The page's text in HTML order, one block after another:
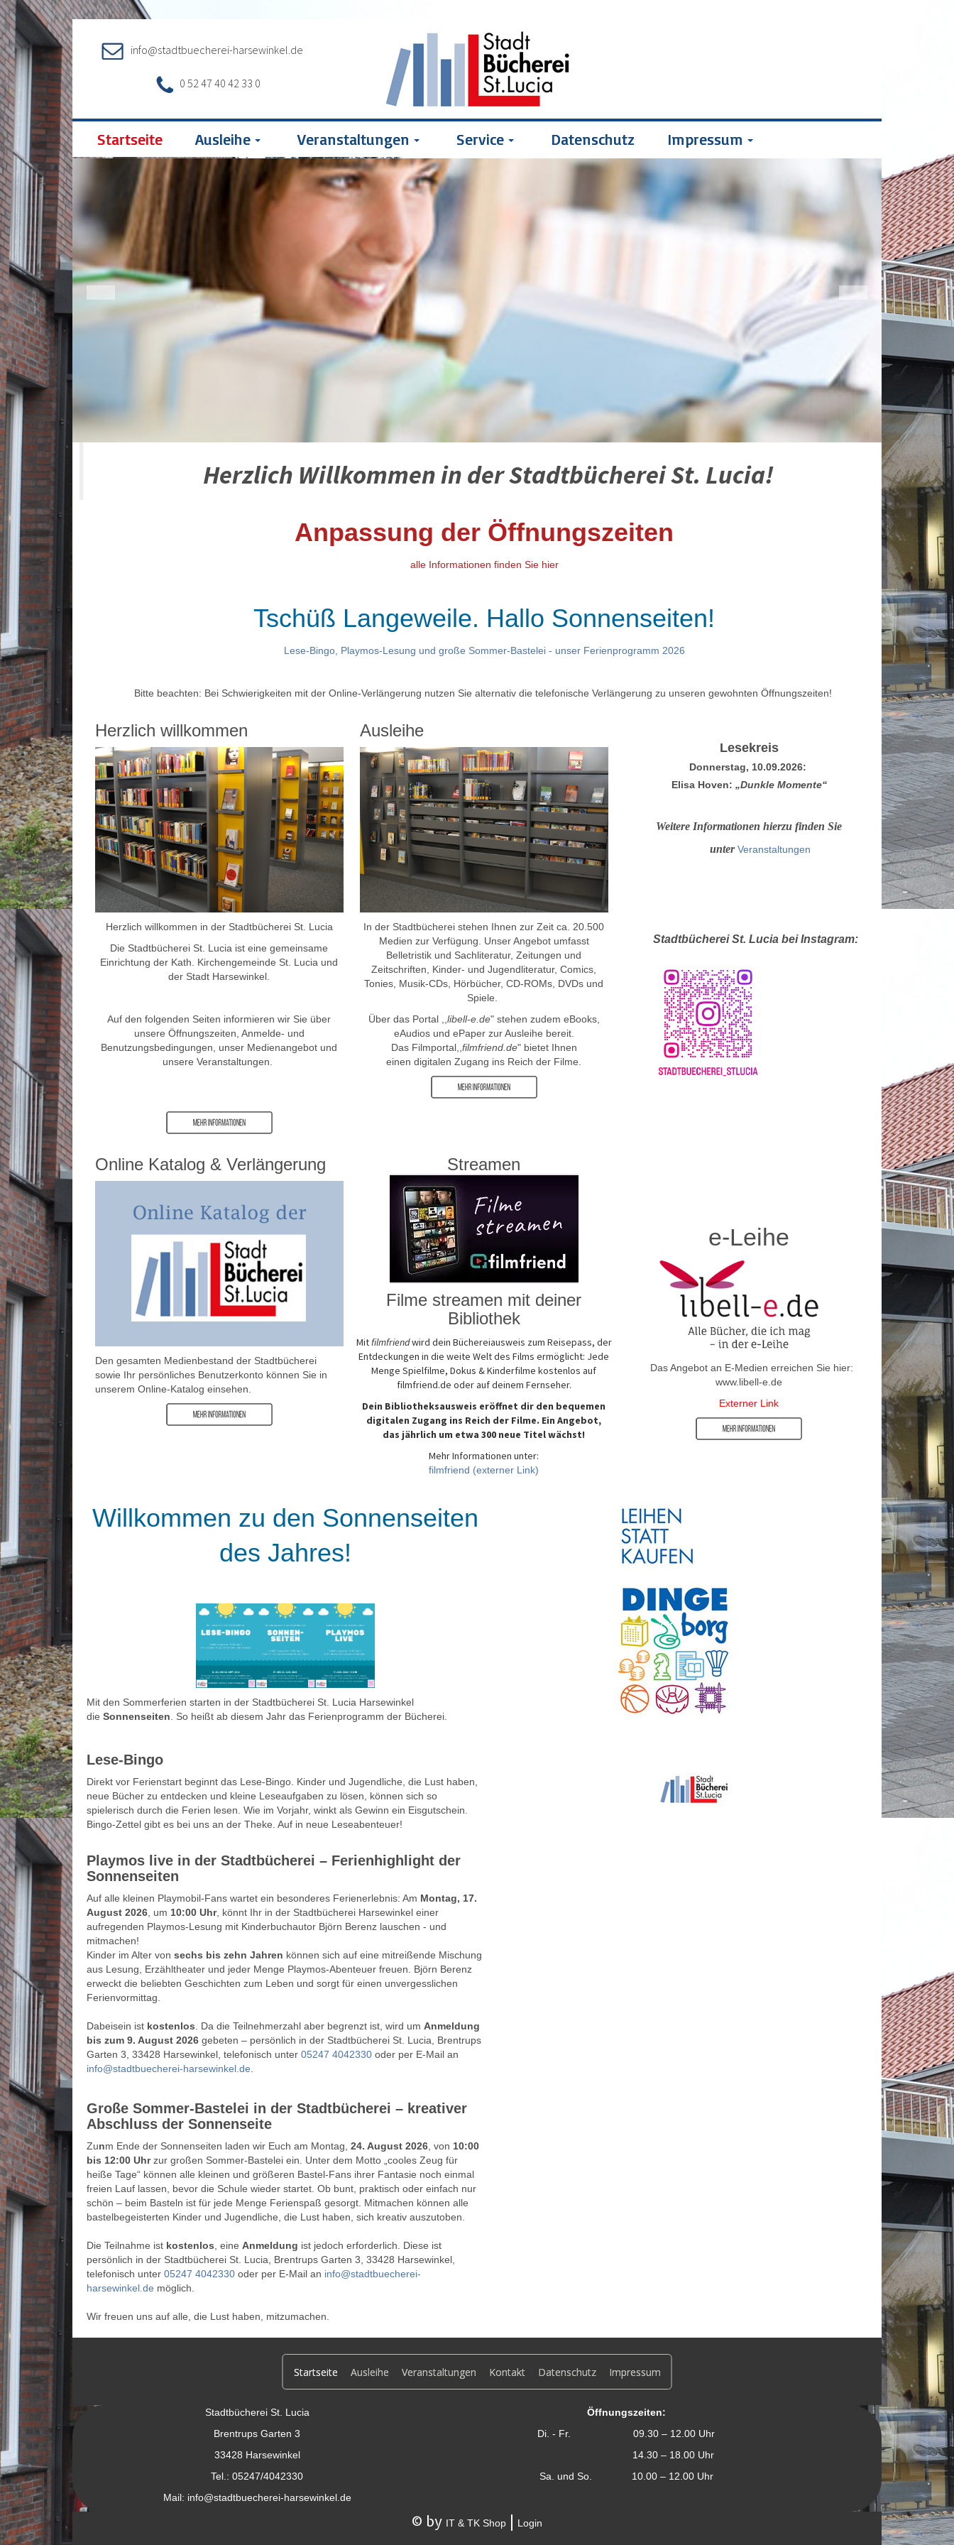
info@stadtbuecherei-harsewinkel.de
0 52 47 40 42 33 0
Startseite Ausleihe Veranstaltungen Service Datenschutz Impressum
Herzlich Willkommen in der Stadtbücherei St. Lucia!
Anpassung der Öffnungszeiten
alle Informationen finden Sie hier
Tschüß Langeweile. Hallo Sonnenseiten!
Lese-Bingo, Playmos-Lesung und große Sommer-Bastelei - unser Ferienprogramm 2026
Bitte beachten: Bei Schwierigkeiten mit der Online-Verlängerung nutzen Sie alternativ die telefonische Verlängerung zu unseren gewohnten Öffnungszeiten!
Herzlich willkommen
Herzlich willkommen in der Stadtbücherei St. Lucia
Die Stadtbücherei St. Lucia ist eine gemeinsame
Einrichtung der Kath. Kirchengemeinde St. Lucia und
der Stadt Harsewinkel.
Auf den folgenden Seiten informieren wir Sie über
unsere Öffnungszeiten, Anmelde- und
Benutzungsbedingungen, unser Medienangebot und
unsere Veranstaltungen.
Ausleihe
In der Stadtbücherei stehen Ihnen zur Zeit ca. 20.500
Medien zur Verfügung. Unser Angebot umfasst
Belletristik und Sachliteratur, Zeitungen und
Zeitschriften, Kinder- und Jugendliteratur, Comics,
Tonies, Musik-CDs, Hörbücher, CD-ROMs, DVDs und
Spiele.
Über das Portal ,, libell-e.de" stehen zudem eBooks,
eAudios und ePaper zur Ausleihe bereit.
Das Filmportal,, filmfriend.de" bietet Ihnen
einen digitalen Zugang ins Reich der Filme.
Lesekreis
Donnerstag, 10.09.2026:
Elisa Hoven: „Dunkle Momente“
Weitere Informationen hierzu finden Sie
unterVeranstaltungen
Stadtbücherei St. Lucia bei Instagram:
Online Katalog & Verlängerung
Den gesamten Medienbestand der Stadtbücherei
sowie Ihr persönliches Benutzerkonto können Sie in
unserem Online-Katalog einsehen.
Streamen
Filme streamen mit deiner
Bibliothek
Mitfilmfriendwird dein Büchereiausweis zum Reisepass, der
Entdeckungen in die weite Welt des Films ermöglicht: Jede
Menge Spielfilme, Dokus & Kinderfilme kostenlos auf
filmfriend.de oder auf deinem Fernseher.
Dein Bibliotheksausweis eröffnet dir den bequemen
digitalen Zugang ins Reich der Filme. Ein Angebot,
das jährlich um etwa 300 neue Titel wächst!
Mehr Informationen unter:
filmfriend (externer Link)
e-Leihe
Das Angebot an E-Medien erreichen Sie hier:
www.libell-e.de
Externer Link
Willkommen zu den Sonnenseiten
des Jahres!
Mit den Sommerferien starten in der Stadtbücherei St. Lucia Harsewinkel
die Sonnenseiten . So heißt ab diesem Jahr das Ferienprogramm der Bücherei.
Lese-Bingo
Direkt vor Ferienstart beginnt das Lese-Bingo. Kinder und Jugendliche, die Lust haben,
neue Bücher zu entdecken und kleine Leseaufgaben zu lösen, können sich so
spielerisch durch die Ferien lesen. Wie im Vorjahr, winkt als Gewinn ein Eisgutschein.
Bingo-Zettel gibt es bei uns an der Theke. Auf in neue Leseabenteuer!
Playmos live in der Stadtbücherei – Ferienhighlight der
Sonnenseiten
Auf alle kleinen Playmobil-Fans wartet ein besonderes Ferienerlebnis: Am Montag, 17.
August 2026 , um 10:00 Uhr, könnt Ihr in der Stadtbücherei Harsewinkel einer
aufregenden Playmos-Lesung mit Kinderbuchautor Björn Berenz lauschen - und
mitmachen!
Kinder im Alter von sechs bis zehn Jahren können sich auf eine mitreißende Mischung
aus Lesung, Erzähltheater und jeder Menge Playmos-Abenteuer freuen. Björn Berenz
erweckt die beliebten Geschichten zum Leben und sorgt für einen unvergesslichen
Ferienvormittag.
Dabeisein ist kostenlos . Da die Teilnehmerzahl aber begrenzt ist, wird um Anmeldung
bis zum 9. August 2026 gebeten – persönlich in der Stadtbücherei St. Lucia, Brentrups
Garten 3, 33428 Harsewinkel, telefonisch unter 05247 4042330 oder per E-Mail an
info@stadtbuecherei-harsewinkel.de
Große Sommer-Bastelei in der Stadtbücherei – kreativer
Abschluss der Sonnenseite
Zunm Ende der Sonnenseiten laden wir Euch am Montag, 24. August 2026 , von 10:00
bis 12:00 Uhrzur großen Sommer-Bastelei ein. Unter dem Motto „cooles Zeug für
heiße Tage“ können alle kleinen und größeren Bastel-Fans ihrer Fantasie noch einmal
freien Lauf lassen, bevor die Schule wieder startet. Ob bunt, praktisch oder einfach nur
schön – beim Basteln ist für jede Menge Ferienspaß gesorgt. Mitmachen können alle
bastelbegeisterten Kinder und Jugendliche, die Lust haben, sich kreativ auszutoben.
Die Teilnahme ist kostenlos , eine Anmeldung ist jedoch erforderlich. Diese ist
persönlich in der Stadtbücherei St. Lucia, Brentrups Garten 3, 33428 Harsewinkel,
telefonisch unter 05247 4042330 oder per E-Mail an info@stadtbuecherei-
harsewinkel.de möglich.
Wir freuen uns auf alle, die Lust haben, mitzumachen.
Startseite Ausleihe Veranstaltungen Kontakt Datenschutz Impressum
Stadtbücherei St. Lucia
Brentrups Garten 3
33428 Harsewinkel
Tel.: 05247/4042330
Mail: info@stadtbuecherei-harsewinkel.de
Öffnungszeiten:
Di. - Fr. 09.30 – 12.00 Uhr
14.30 – 18.00 Uhr
Sa. und So. 10.00 – 12.00 Uhr
© by IT & TK Shop Login